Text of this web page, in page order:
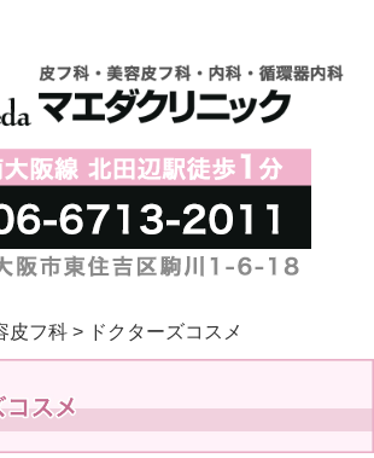
皮フ科 > ドクターズコスメ